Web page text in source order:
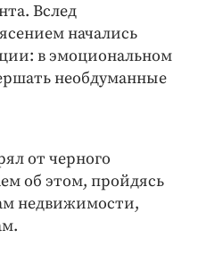
Вслед
начались
в эмоциональном
необдуманные
от черного
об этом, пройдясь
недвижимости,